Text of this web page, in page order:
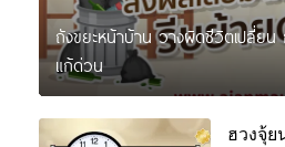
ถังขยะหน้าบ้าน วางผิดชีวิตเปลี่ยน
แก้ด่วน
ฮวงจุ้ย